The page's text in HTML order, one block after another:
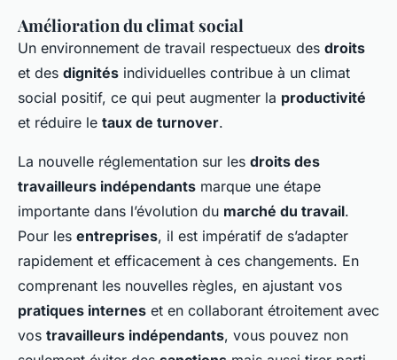
Amélioration du climat social
Un environnement de travail respectueux des droits
et des dignités individuelles contribue à un climat
social positif, ce qui peut augmenter la productivité
et réduire le taux de turnover.
La nouvelle réglementation sur les droits des
travailleurs indépendants marque une étape
importante dans l’évolution du marché du travail.
Pour les entreprises, il est impératif de s’adapter
rapidement et efficacement à ces changements. En
comprenant les nouvelles règles, en ajustant vos
pratiques internes et en collaborant étroitement avec
vos travailleurs indépendants, vous pouvez non